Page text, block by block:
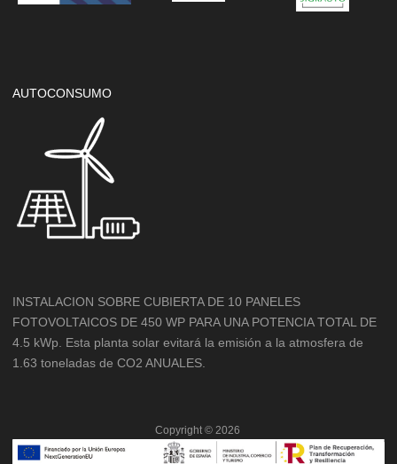
AUTOCONSUMO
INSTALACION SOBRE CUBIERTA DE 10 PANELES
FOTOVOLTAICOS DE 450 WP PARA UNA POTENCIA TOTAL DE
4.5 kWp. Esta planta solar evitará la emisión a la atmosfera de
1.63 toneladas de CO2 ANUALES.
Copyright © 2026